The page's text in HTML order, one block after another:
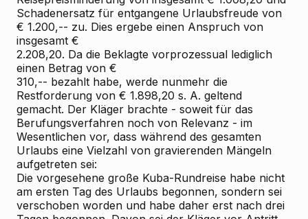
Schadenersatz für entgangene Urlaubsfreude von
€ 1.200,-- zu. Dies ergebe einen Anspruch von
insgesamt €
2.208,20. Da die Beklagte vorprozessual lediglich
einen Betrag von €
310,-- bezahlt habe, werde nunmehr die
Restforderung von € 1.898,20 s. A. geltend
gemacht. Der Kläger brachte - soweit für das
Berufungsverfahren noch von Relevanz - im
Wesentlichen vor, dass während des gesamten
Urlaubs eine Vielzahl von gravierenden Mängeln
aufgetreten sei:
Die vorgesehene große Kuba-Rundreise habe nicht
am ersten Tag des Urlaubs begonnen, sondern sei
verschoben worden und habe daher erst nach drei